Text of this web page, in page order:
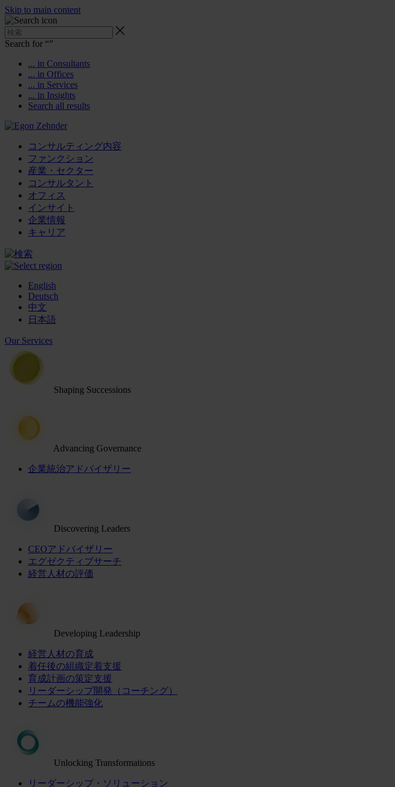
Skip to main content
Search for “”
... in Consultants
... in Offices
... in Services
... in Insights
Search all results
コンサルティング内容
ファンクション
産業・セクター
コンサルタント
オフィス
インサイト
企業情報
キャリア
English
Deutsch
中文
日本語
Our Services
Shaping Successions
Advancing Governance
企業統治アドバイザリー
Discovering Leaders
CEOアドバイザリー
エグゼクティブサーチ
経営人材の評価
Developing Leadership
経営人材の育成
着任後の組織定着支援
育成計画の策定支援
リーダーシップ開発（コーチング）
チームの機能強化
Unlocking Transformations
リーダーシップ・ソリューション